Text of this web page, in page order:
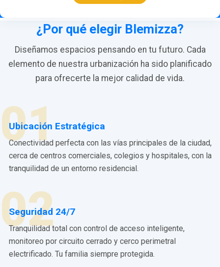
¿Por qué elegir Blemizza?
Diseñamos espacios pensando en tu futuro. Cada
elemento de nuestra urbanización ha sido planificado
para ofrecerte la mejor calidad de vida.
01
Ubicación Estratégica
Conectividad perfecta con las vías principales de la ciudad,
cerca de centros comerciales, colegios y hospitales, con la
tranquilidad de un entorno residencial.
02
Seguridad 24/7
Tranquilidad total con control de acceso inteligente,
monitoreo por circuito cerrado y cerco perimetral
electrificado. Tu familia siempre protegida.